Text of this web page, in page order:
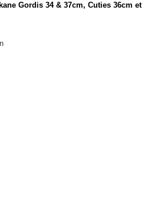
Gordis 34 & 37cm, Cuties 36cm et